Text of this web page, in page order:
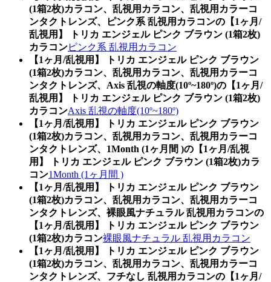
(1箱2枚)カラコン、乱視用カラコン、乱視用カラーコ
ンタクトレンズ、ピンク系 乱視用カラコンの【1ヶ月/
乱視用】 トリカ エンジェル ピンク ブラウン (1箱2枚)
カラコンピンク系 乱視用カラコン
【1ヶ月/乱視用】 トリカ エンジェル ピンク ブラウン
(1箱2枚)カラコン、乱視用カラコン、乱視用カラーコ
ンタクトレンズ、Axis 乱視の軸度(10º~180º)の【1ヶ月/
乱視用】 トリカ エンジェル ピンク ブラウン (1箱2枚)
カラコンAxis 乱視の軸度(10º~180º)
【1ヶ月/乱視用】 トリカ エンジェル ピンク ブラウン
(1箱2枚)カラコン、乱視用カラコン、乱視用カラーコ
ンタクトレンズ、1Month (1ヶ月間 )の【1ヶ月/乱視
用】 トリカ エンジェル ピンク ブラウン (1箱2枚)カラ
コン1Month (1ヶ月間 )
【1ヶ月/乱視用】 トリカ エンジェル ピンク ブラウン
(1箱2枚)カラコン、乱視用カラコン、乱視用カラーコ
ンタクトレンズ、裸眼風ナチュラル 乱視用カラコンの
【1ヶ月/乱視用】 トリカ エンジェル ピンク ブラウン
(1箱2枚)カラコン裸眼風ナチュラル 乱視用カラコン
【1ヶ月/乱視用】 トリカ エンジェル ピンク ブラウン
(1箱2枚)カラコン、乱視用カラコン、乱視用カラーコ
ンタクトレンズ、フチなし 乱視用カラコンの【1ヶ月/